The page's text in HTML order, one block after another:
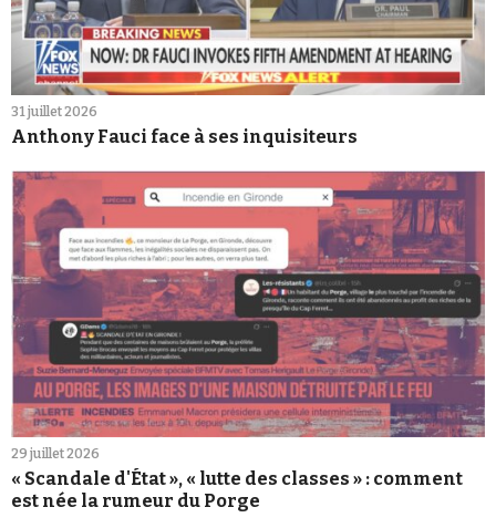
31 juillet 2026
Anthony Fauci face à ses inquisiteurs
29 juillet 2026
« Scandale d'État », « lutte des classes » : comment
est née la rumeur du Porge